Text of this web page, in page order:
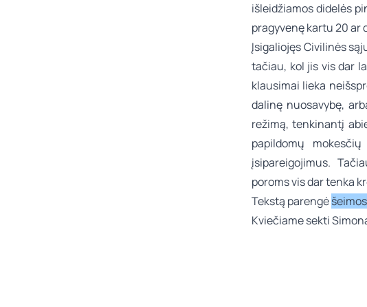
išleidžiamos didelės
pragyvenę kartu 20 ar
Įsigaliojęs Civilinės
tačiau, kol jis vis dar
klausimai lieka
dalinę nuosavybę,
režimą, tenkinantį
papildomų
įsipareigojimus.
poroms vis dar tenka
Tekstą parengė
Kviečiame sekti